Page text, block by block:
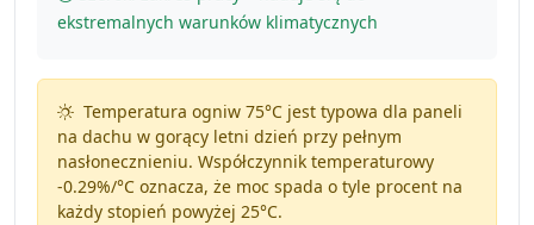
ekstremalnych warunków klimatycznych
Temperatura ogniw 75°C jest typowa dla paneli
na dachu w gorący letni dzień przy pełnym
nasłonecznieniu. Współczynnik temperaturowy
-0.29%/°Coznacza, że moc spada o tyle procent na
każdy stopień powyżej 25°C.